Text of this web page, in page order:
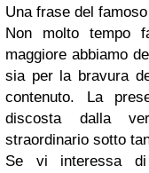
Una frase del
Non molto tempo
maggiore abbiamo
sia per la bravura
contenuto. La
discosta dalla
straordinario sotto
Se vi interessa